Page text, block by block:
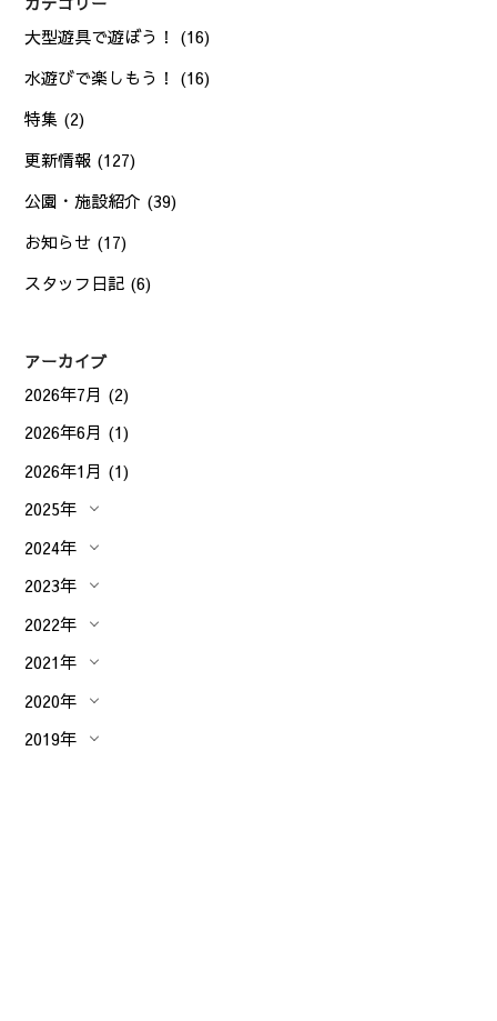
大型遊具で遊ぼう！ (16)
水遊びで楽しもう！ (16)
特集 (2)
更新情報 (127)
公園・施設紹介 (39)
お知らせ (17)
スタッフ日記 (6)
アーカイブ
2026年7月 (2)
2026年6月 (1)
2026年1月 (1)
2025年
2024年
2023年
2022年
2021年
2020年
2019年